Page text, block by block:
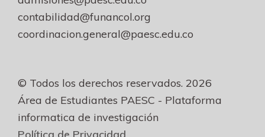
contabilidad@funancol.org
coordinacion.general@paesc.edu.co
© Todos los derechos reservados. 2026
Área de Estudiantes PAESC - Plataforma
informatica de investigación